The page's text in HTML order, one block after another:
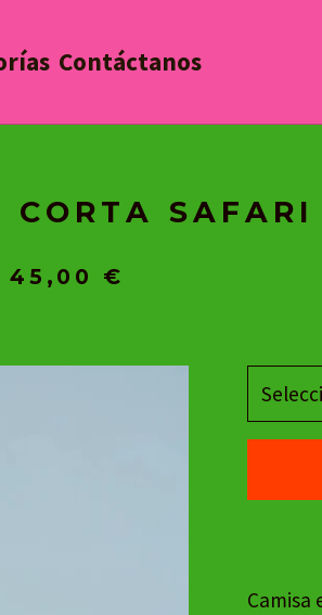
Contáctanos
SAFARI
45,00 €